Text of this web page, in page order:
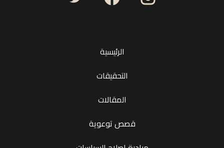
الرئيسية
التحقيقات
المقالات
قصص توعوية